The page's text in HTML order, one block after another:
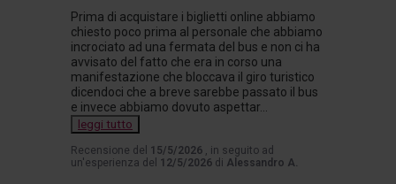
Prima di acquistare i biglietti online abbiamo
chiesto poco prima al personale che abbiamo
incrociato ad una fermata del bus e non ci ha
avvisato del fatto che era in corso una
manifestazione che bloccava il giro turistico
dicendoci che a breve sarebbe passato il bus
e invece abbiamo dovuto aspettar
leggi tutto
Recensione del 15/5/2026 , in seguito ad
un'esperienza del 12/5/2026 di Alessandro A.